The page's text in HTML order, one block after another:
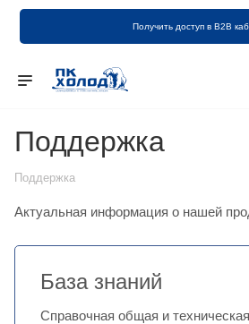
Получить доступ в B2B
Поддержка
Поддержка
Актуальная информация о нашей
База знаний
Справочная общая и